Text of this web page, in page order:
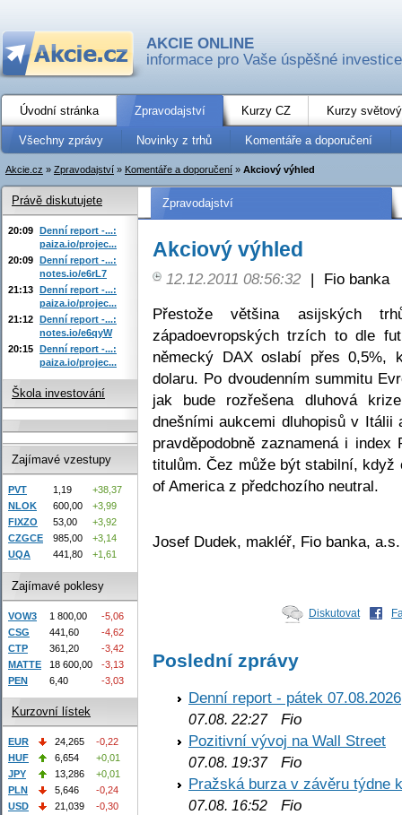
AKCIE ONLINE
informace pro Vaše úspěšné investice
Úvodní stránka Zpravodajství Kurzy CZ Kurzy
Všechny zprávy Novinky z trhů Komentáře a doporučení
Akcie.cz » Zpravodajství » Komentáře a doporučení » Akciový výhled
Zpravodajství
Akciový výhled
12.12.2011 08:56:32 |
Fio banka
Přestože většina asijských
západoevropských trzích to dle
německý DAX oslabí přes 0,5%,
dolaru. Po dvoudenním summitu
jak bude rozřešena dluhová
dnešními aukcemi dluhopisů v
pravděpodobně zaznamená i
titulům. Čez může být stabilní, když
of America z předchozího neutral.
Josef Dudek, makléř, Fio banka, a.s.
Diskutovat
Poslední zprávy
Denní report - pátek 07.08.2026
07.08. 22:27Fio
Pozitivní vývoj na Wall Street
07.08. 19:37Fio
Pražská burza v závěru týdne
07.08. 16:52 Fio
Právě diskutujete
20:09 Denní report -...:
paiza.io/projec...
20:09 Denní report -...:
notes.io/e6rL7
21:13 Denní report -...:
paiza.io/projec...
21:12 Denní report -...:
notes.io/e6qyW
20:15 Denní report -...:
paiza.io/projec...
Škola investování
Zajímavé vzestupy
PVT 1,19
+38,37
NLOK
600,00
+3,99
FIXZO
53,00
+3,92
CZGCE
985,00
+3,14
UQA
441,80 +1,61
Zajímavé poklesy
VOW3 1 800,00
-5,06
CSG
441,60
-4,62
CTP
361,20
-3,42
MATTE
18 600,00
-3,13
PEN
6,40 -3,03
Kurzovní lístek
EUR 24,265
-0,22
HUF
6,654
+0,01
JPY
13,286
+0,01
PLN
5,646
-0,24
USD
21,039 -0,30